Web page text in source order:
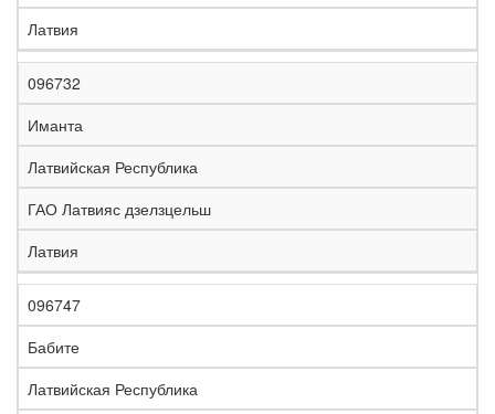
Латвия
096732
Иманта
Латвийская Республика
ГАО Латвияс дзелзцельш
Латвия
096747
Бабите
Латвийская Республика